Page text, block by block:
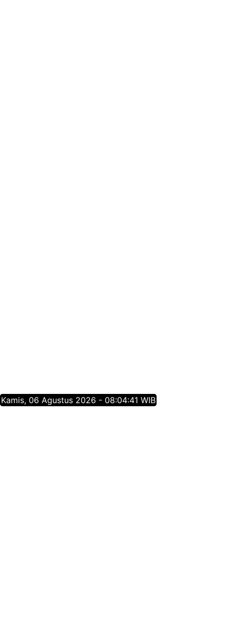
Kamis, 06 Agustus 2026 - 08:04:41 WIB